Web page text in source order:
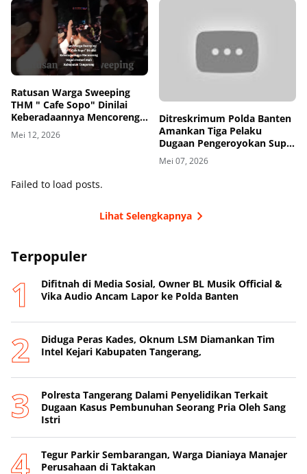
Ratusan Warga Sweeping
THM " Cafe Sopo" Dinilai
Keberadaannya Mencoreng
Wajah Pemerintah
Kabupaten Tangerang
Mei 12, 2026
Ditreskrimum Polda Banten
Amankan Tiga Pelaku
Dugaan Pengeroyokan Supir
di Toll
Mei 07, 2026
Failed to load posts.
Lihat Selengkapnya
Terpopuler
Difitnah di Media Sosial, Owner BL Musik Official &
Vika Audio Ancam Lapor ke Polda Banten
Diduga Peras Kades, Oknum LSM Diamankan Tim
Intel Kejari Kabupaten Tangerang,
Polresta Tangerang Dalami Penyelidikan Terkait
Dugaan Kasus Pembunuhan Seorang Pria Oleh Sang
Istri
Tegur Parkir Sembarangan, Warga Dianiaya Manajer
Perusahaan di Taktakan